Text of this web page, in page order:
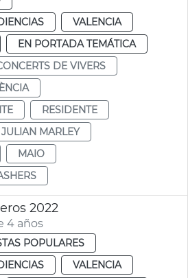
VALENCIA
EN PORTADA TEMÁTICA
DE VIVERS
RESIDENTE
JULIAN MARLEY
MAIO
2022
4 años
POPULARES
VALENCIA